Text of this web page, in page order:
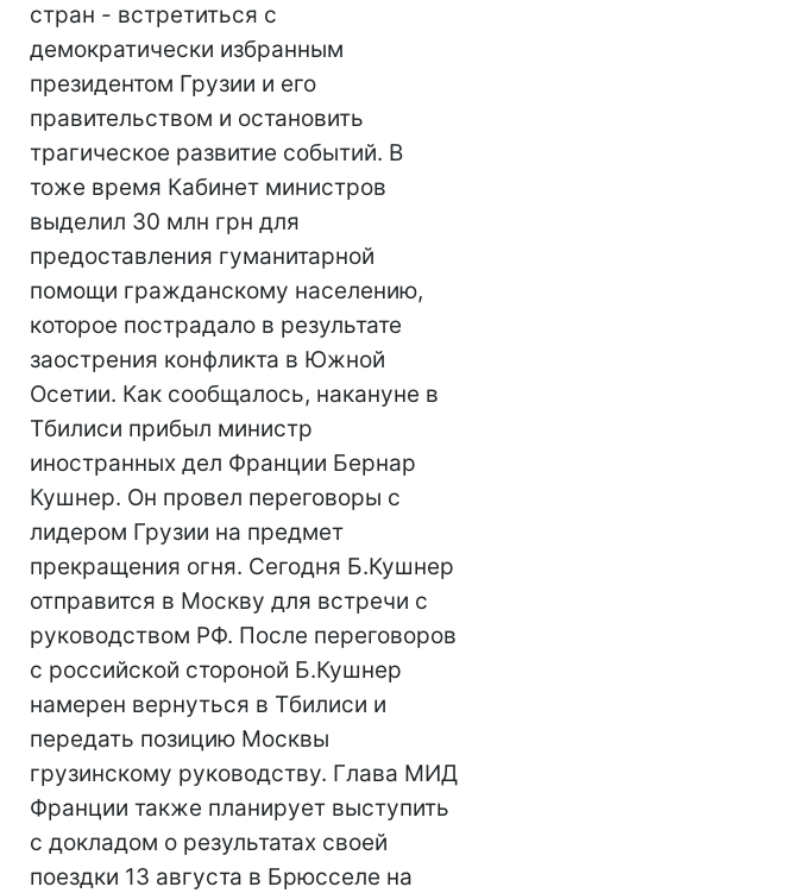
стран - встретиться с
демократически избранным
президентом Грузии и его
правительством и остановить
трагическое развитие событий. В
тоже время Кабинет министров
выделил 30 млн грн для
предоставления гуманитарной
помощи гражданскому населению,
которое пострадало в результате
заострения конфликта в Южной
Осетии. Как сообщалось, накануне в
Тбилиси прибыл министр
иностранных дел Франции Бернар
Кушнер. Он провел переговоры с
лидером Грузии на предмет
прекращения огня. Сегодня Б.Кушнер
отправится в Москву для встречи с
руководством РФ. После переговоров
с российской стороной Б.Кушнер
намерен вернуться в Тбилиси и
передать позицию Москвы
грузинскому руководству. Глава МИД
Франции также планирует выступить
с докладом о результатах своей
поездки 13 августа в Брюсселе на